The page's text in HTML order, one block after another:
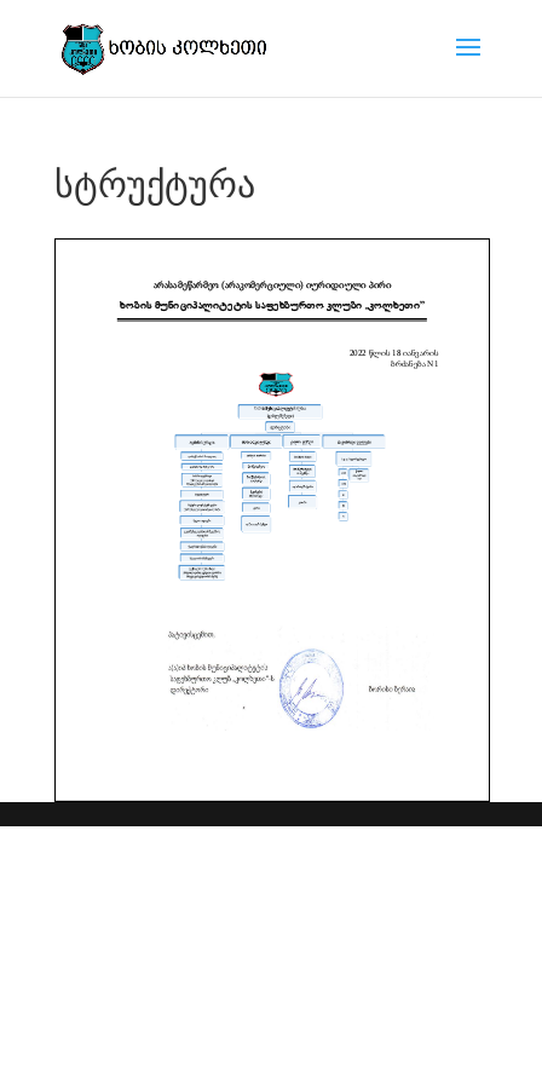
სტრუქტურა